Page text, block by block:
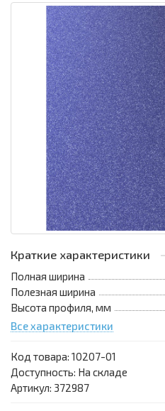
Краткие характеристики
Полная ширина
Полезная ширина
Высота профиля, мм
Все характеристики
Код товара: 10207-01
Доступность: На складе
Артикул: 372987